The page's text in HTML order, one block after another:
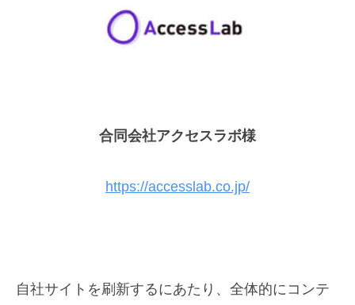
合同会社アクセスラボ様
https://accesslab.co.jp/
自社サイトを刷新するにあたり、 全体的にコンテ